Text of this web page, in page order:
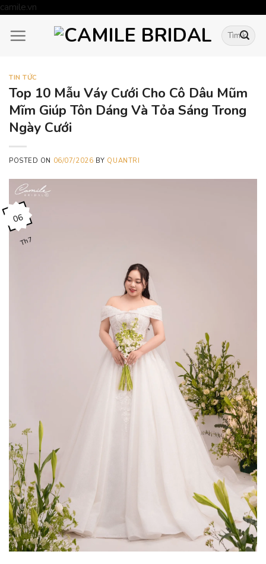
camile.vn
content
Tìm
kiếm:
TIN TỨC
Top 10 Mẫu Váy Cưới Cho Cô Dâu Mũm
Mĩm Giúp Tôn Dáng Và Tỏa Sáng Trong
Ngày Cưới
POSTED ON 06/07/2026 BY QUANTRI
06
Th7